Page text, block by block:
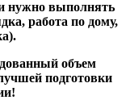
нужно выполнять
работа по дому,
объем
подготовки